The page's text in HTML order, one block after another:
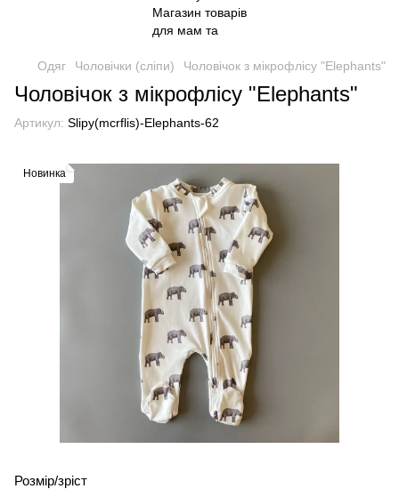
Одяг Чоловічки (сліпи) Чоловічок з мікрофлісу "Elephants"
Чоловічок з мікрофлісу "Elephants"
Артикул: Slipy(mcrflis)-Elephants-62
Новинка
Розмір/зріст